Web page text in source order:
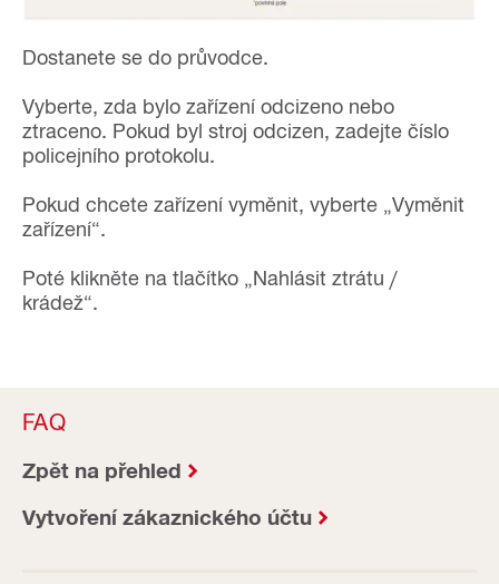
Dostanete se do průvodce.
Vyberte, zda bylo zařízení odcizeno nebo
ztraceno. Pokud byl stroj odcizen, zadejte číslo
policejního protokolu.
Pokud chcete zařízení vyměnit, vyberte „Vyměnit
zařízení“.
Poté klikněte na tlačítko „Nahlásit ztrátu /
krádež“.
FAQ
Zpět na přehled
Vytvoření zákaznického účtu